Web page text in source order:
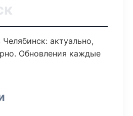
Челябинск: актуально,
Обновления каждые